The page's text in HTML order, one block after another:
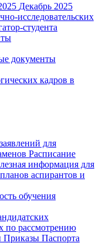
Декабрь 2025
исследовательских
студента
документы
кадров в
для
Расписание
информация для
аспирантов и
обучения
по рассмотрению
Приказы Паспорта